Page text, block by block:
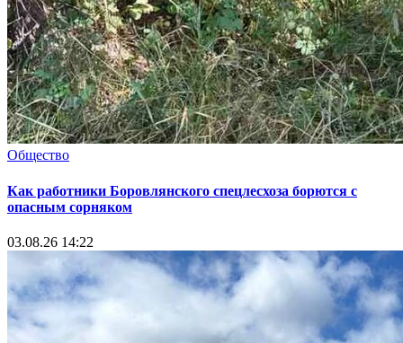
Общество
Как работники Боровлянского спецлесхоза борются с
опасным сорняком
03.08.26 14:22